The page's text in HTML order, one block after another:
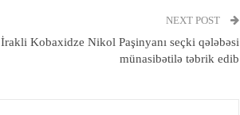
NEXT POST
İrakli Kobaxidze Nikol Paşinyanı seçki qələbəsi
münasibətilə təbrik edib